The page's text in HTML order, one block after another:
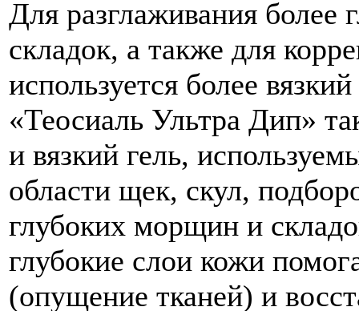
Для разглаживания
складок, а также для
используется более
«Теосиаль Ультра Дип»
и вязкий гель,
области щек, скул,
глубоких морщин и
глубокие слои кожи
(опущение тканей) и